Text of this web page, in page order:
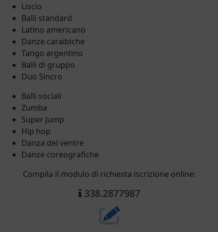
Liscio
Balli standard
Latino americano
Danze caraibiche
Tango argentino
Balli di gruppo
Duo Sincro
Balli sociali
Zumba
Super Jump
Hip hop
Danza del ventre
Danze coreografiche
Compila il modulo di richiesta iscrizione online:
338.2877987